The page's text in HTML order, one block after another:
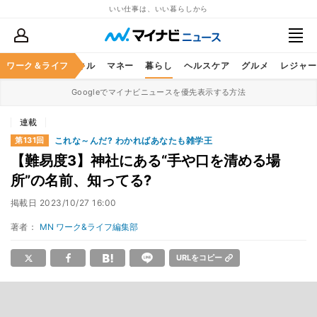
いい仕事は、いい暮らしから
ワーク＆ライフ
ア ビジネススキル マネー 暮らし ヘルスケア グルメ レジャー
Googleでマイナビニュースを優先表示する方法
連載
第131回 これな～んだ? わかればあなたも雑学王
【難易度3】神社にある“手や口を清める場
所”の名前、知ってる?
掲載日 2023/10/27 16:00
著者： MN ワーク&ライフ編集部
URLをコピー